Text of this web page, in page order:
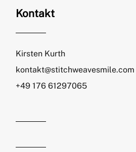
Kontakt
Kirsten Kurth
kontakt@stitchweavesmile.com
+49 176 61297065